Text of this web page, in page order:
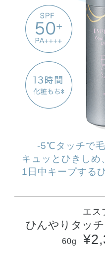
-5℃タッチで
キュッとひきしめ
1日中キープする
エス
ひんやりタッ
60g